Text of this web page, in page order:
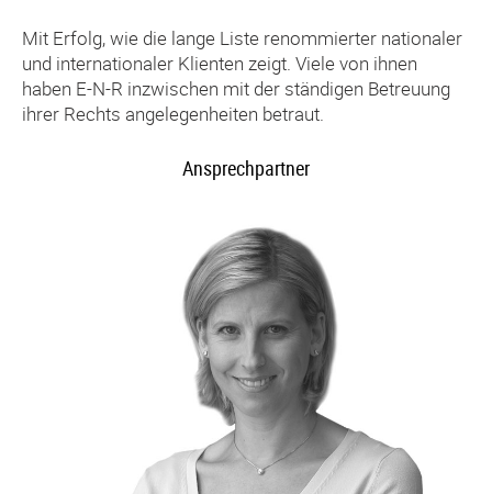
Mit Erfolg, wie die lange Liste renommierter nationaler
und internationaler Klienten zeigt. Viele von ihnen
haben E-N-R inzwischen mit der ständigen Betreuung
ihrer Rechts angelegenheiten betraut.
Ansprechpartner